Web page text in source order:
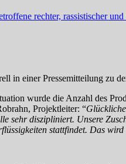
rechter, rassistischer
in einer Pressemitteilung zu
wurde die Anzahl des
Projektleiter: “
sehr diszipliniert. Unsere
stattfindet. Das